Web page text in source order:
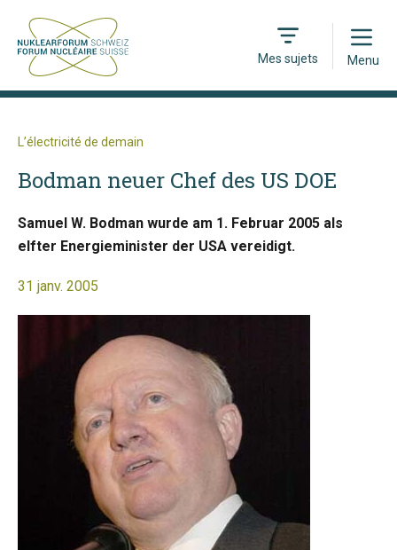
Mes sujets
Open
Menu
L’électricité de demain
Bodman neuer Chef des US DOE
Samuel W. Bodman wurde am 1. Februar 2005 als
elfter Energieminister der USA vereidigt.
31 janv. 2005